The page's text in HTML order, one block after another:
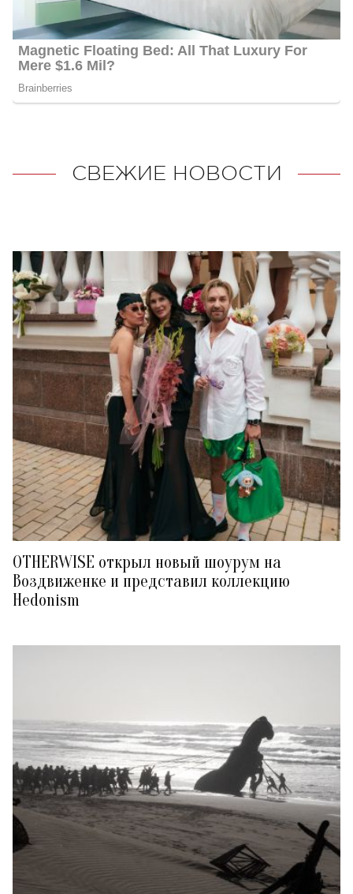
СВЕЖИЕ НОВОСТИ
OTHERWISE открыл новый шоурум на
Воздвиженке и представил коллекцию
Hedonism